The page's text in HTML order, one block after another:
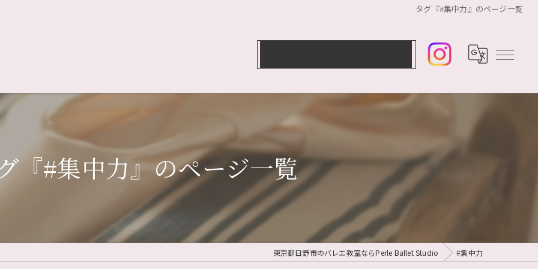
タグ『#集中力』のページ一覧
『#集中力』のページ一覧
東京都日野市のバレエ教室ならPerle Ballet Studio #集中力